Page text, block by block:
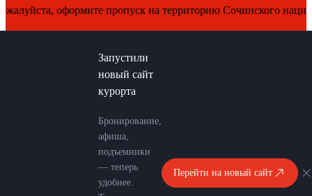
оформите пропуск на территорию Сочинского
Запустили
новый сайт
курорта
Бронирование,
афиша,
подъемники
— теперь
удобнее.
Перейти на новый сайт